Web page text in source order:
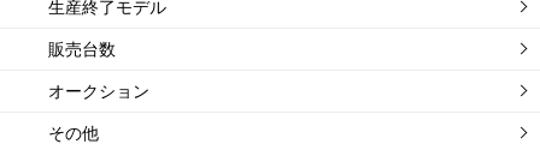
生産終了モデル
販売台数
オークション
その他